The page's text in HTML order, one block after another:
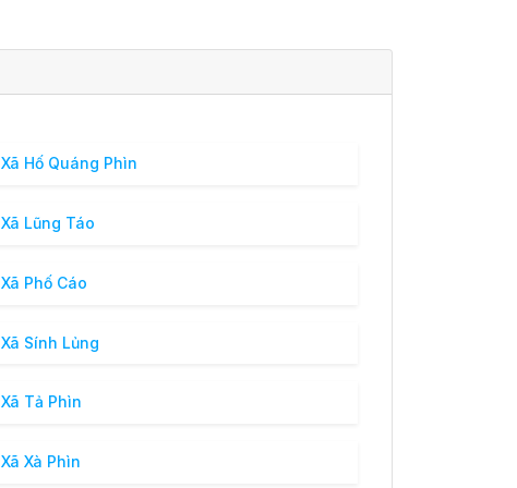
Xã Hố Quáng Phìn
Xã Lũng Táo
Xã Phố Cáo
Xã Sính Lủng
Xã Tả Phìn
Xã Xà Phìn